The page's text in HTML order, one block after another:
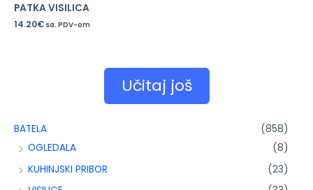
BATELA
(858)
OGLEDALA
(8)
KUHINJSKI PRIBOR
(23)
PATKA VISILICA
14.20€ sa. PDV-om
Učitaj još